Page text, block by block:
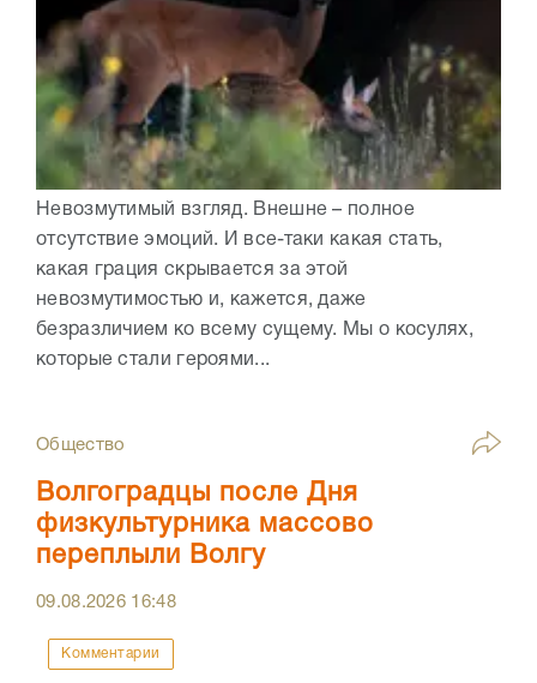
Невозмутимый взгляд. Внешне – полное
отсутствие эмоций. И все-таки какая стать,
какая грация скрывается за этой
невозмутимостью и, кажется, даже
безразличием ко всему сущему. Мы о косулях,
которые стали героями...
Общество
Волгоградцы после Дня
физкультурника массово
переплыли Волгу
09.08.2026 16:48
Комментарии